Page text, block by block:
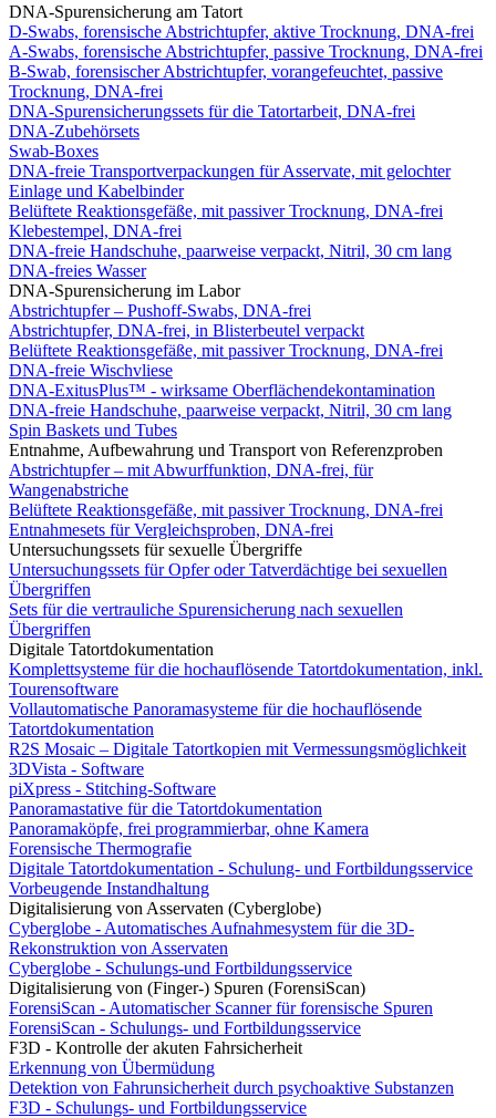
DNA-Spurensicherung am Tatort
D-Swabs, forensische Abstrichtupfer, aktive Trocknung, DNA-frei
A-Swabs, forensische Abstrichtupfer, passive Trocknung, DNA-frei
B-Swab, forensischer Abstrichtupfer, vorangefeuchtet, passive
Trocknung, DNA-frei
DNA-Spurensicherungssets für die Tatortarbeit, DNA-frei
DNA-Zubehörsets
Swab-Boxes
DNA-freie Transportverpackungen für Asservate, mit gelochter
Einlage und Kabelbinder
Belüftete Reaktionsgefäße, mit passiver Trocknung, DNA-frei
Klebestempel, DNA-frei
DNA-freie Handschuhe, paarweise verpackt, Nitril, 30 cm lang
DNA-freies Wasser
DNA-Spurensicherung im Labor
Abstrichtupfer – Pushoff-Swabs, DNA-frei
Abstrichtupfer, DNA-frei, in Blisterbeutel verpackt
Belüftete Reaktionsgefäße, mit passiver Trocknung, DNA-frei
DNA-freie Wischvliese
DNA-ExitusPlus™ - wirksame Oberflächendekontamination
DNA-freie Handschuhe, paarweise verpackt, Nitril, 30 cm lang
Spin Baskets und Tubes
Entnahme, Aufbewahrung und Transport von Referenzproben
Abstrichtupfer – mit Abwurffunktion, DNA-frei, für
Wangenabstriche
Belüftete Reaktionsgefäße, mit passiver Trocknung, DNA-frei
Entnahmesets für Vergleichsproben, DNA-frei
Untersuchungssets für sexuelle Übergriffe
Untersuchungssets für Opfer oder Tatverdächtige bei sexuellen
Übergriffen
Sets für die vertrauliche Spurensicherung nach sexuellen
Übergriffen
Digitale Tatortdokumentation
Komplettsysteme für die hochauflösende Tatortdokumentation, inkl.
Tourensoftware
Vollautomatische Panoramasysteme für die hochauflösende
Tatortdokumentation
R2S Mosaic – Digitale Tatortkopien mit Vermessungsmöglichkeit
3DVista - Software
piXpress - Stitching-Software
Panoramastative für die Tatortdokumentation
Panoramaköpfe, frei programmierbar, ohne Kamera
Forensische Thermografie
Digitale Tatortdokumentation - Schulung- und Fortbildungsservice
Vorbeugende Instandhaltung
Digitalisierung von Asservaten (Cyberglobe)
Cyberglobe - Automatisches Aufnahmesystem für die 3D-
Rekonstruktion von Asservaten
Cyberglobe - Schulungs-und Fortbildungsservice
Digitalisierung von (Finger-) Spuren (ForensiScan)
ForensiScan - Automatischer Scanner für forensische Spuren
ForensiScan - Schulungs- und Fortbildungsservice
F3D - Kontrolle der akuten Fahrsicherheit
Erkennung von Übermüdung
Detektion von Fahrunsicherheit durch psychoaktive Substanzen
F3D - Schulungs- und Fortbildungsservice